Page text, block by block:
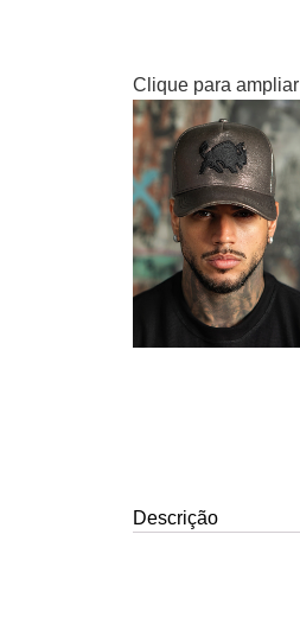
Clique para ampliar
Descrição